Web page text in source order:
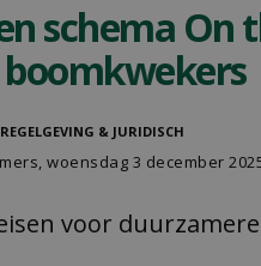
schema On
REGELGEVING & JURIDISCH
, woensdag 3 december
voor